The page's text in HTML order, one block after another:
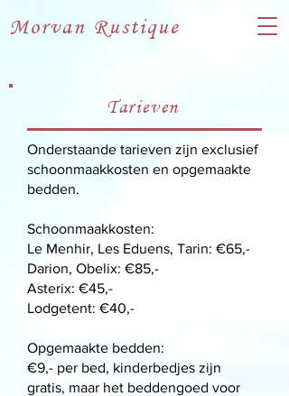
Morvan Rustique
Tarieven
Onderstaande tarieven zijn exclusief
schoonmaakkosten en opgemaakte
bedden.
Schoonmaakkosten:
Le Menhir, Les Eduens, Tarin: €65,-
Darion, Obelix: €85,-
Asterix: €45,-
Lodgetent: €40,-
Opgemaakte bedden:
€9,- per bed, kinderbedjes zijn
gratis, maar het beddengoed voor